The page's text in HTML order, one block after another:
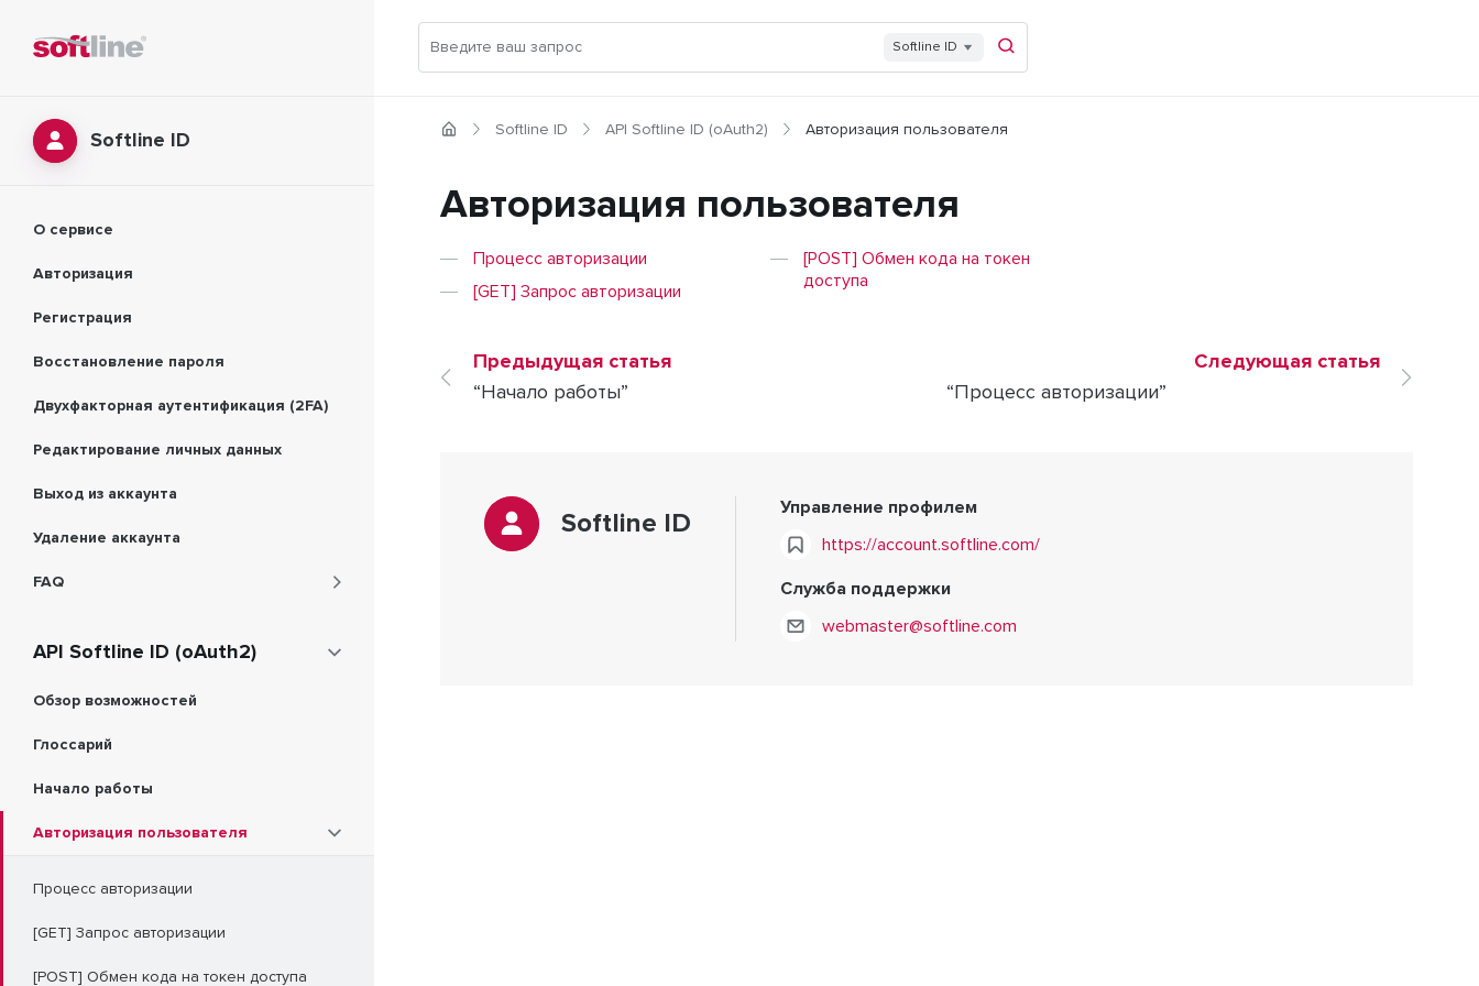
Softline ID
О сервисе
Авторизация
Регистрация
Восстановление пароля
Двухфакторная аутентификация (2FA)
Редактирование личных данных
Выход из аккаунта
Удаление аккаунта
FAQ
API Softline ID (oAuth2)
Обзор возможностей
Глоссарий
Начало работы
Авторизация пользователя
Процесс авторизации
[GET] Запрос авторизации
[POST] Обмен кода на токен доступа
Softline ID
Softline ID API Softline ID (oAuth2) Авторизация пользователя
Авторизация пользователя
Процесс авторизации
[GET] Запрос авторизации
[POST] Обмен кода на токен
доступа
Предыдущая статья
“Начало работы”
Следующая статья
“Процесс авторизации”
Softline ID
Управление профилем
https://account.softline.com/
Служба поддержки
webmaster@softline.com